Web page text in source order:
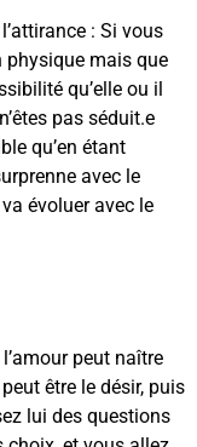
: Si vous
physique mais que
qu’elle ou il
pas séduit.e
qu’en étant
avec le
évoluer avec le
peut naître
être le désir, puis
lui des questions